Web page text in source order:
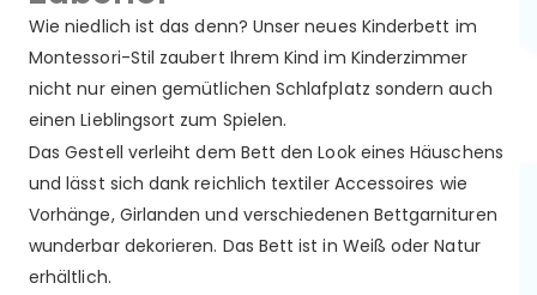
Wie niedlich ist das denn? Unser neues Kinderbett im
Montessori-Stil zaubert Ihrem Kind im Kinderzimmer
nicht nur einen gemütlichen Schlafplatz sondern auch
einen Lieblingsort zum Spielen.
Das Gestell verleiht dem Bett den Look eines Häuschens
und lässt sich dank reichlich textiler Accessoires wie
Vorhänge, Girlanden und verschiedenen Bettgarnituren
wunderbar dekorieren. Das Bett ist in Weiß oder Natur
erhältlich.